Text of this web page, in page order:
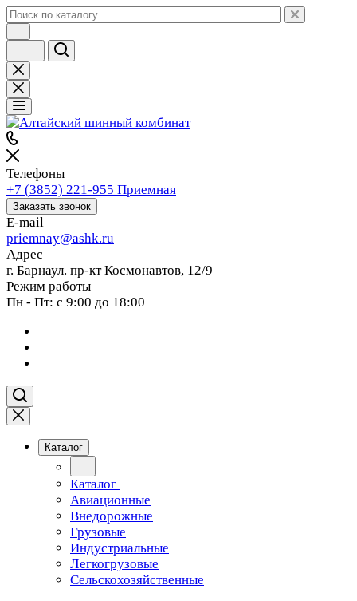
Телефоны
+7 (3852) 221-955 Приемная
Заказать звонок
E-mail
priemnay@ashk.ru
Адрес
г. Барнаул. пр-кт Космонавтов, 12/9
Режим работы
Пн - Пт: с 9:00 до 18:00
Каталог
Каталог
Авиационные
Внедорожные
Грузовые
Индустриальные
Легкогрузовые
Сельскохозяйственные